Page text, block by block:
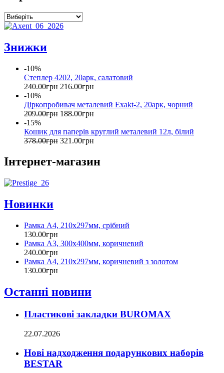
Знижки
-10%
Степлер 4202, 20арк, салатовий
240.00грн 216.00грн
-10%
Діркопробивач металевий Exakt-2, 20арк, чорний
209.00грн 188.00грн
-15%
Кошик для паперів круглий металевий 12л, білий
378.00грн 321 .00грн
Інтернет-магазин
Новинки
Рамка А4, 210х297мм, срібний
130.00грн
Рамка А3, 300х400мм, коричневий
240.00грн
Рамка А4, 210х297мм, коричневий з золотом
130.00грн
Останні новини
Пластикові закладки BUROMAX
22.07.2026
Нові надходження подарункових наборів
BESTAR